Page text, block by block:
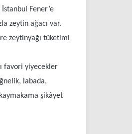
Fener’e
zeytin ağacı var.
zeytinyağı tüketimi
favori yiyecekler
labada,
şikâyet